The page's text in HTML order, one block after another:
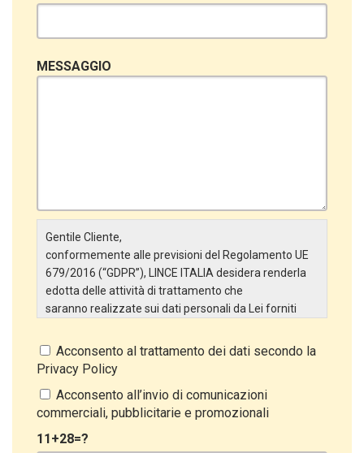
MESSAGGIO
Gentile Cliente,
conformemente alle previsioni del Regolamento UE
679/2016 (“GDPR”), LINCE ITALIA desidera renderla
edotta delle attività di trattamento che
saranno realizzate sui dati personali da Lei forniti
particolare:
Titolare del Trattamento
Il Titolare del Trattamento è LINCE ITALIA S.r.l., con
sede in Via Variante di Cancelliera snc 00072 –
Ariccia (RM). L’interessato può esercitare i
propri diritti inviando una raccomandata alla sede
Acconsento al trattamento dei dati secondo la
Privacy Policy
Acconsento all’invio di comunicazioni
commerciali, pubblicitarie e promozionali
11+28=?